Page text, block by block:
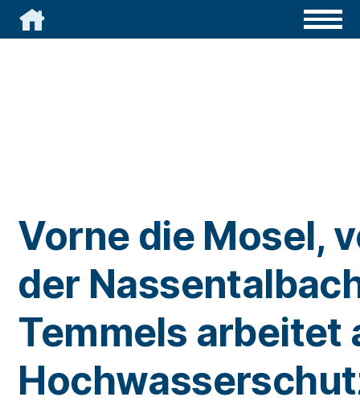

Vorne die Mosel,
der
Temmels arbeitet